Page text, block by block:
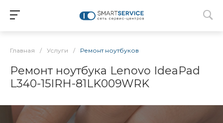
Главная / Услуги / Ремонт ноутбуков
Ремонт ноутбука Lenovo IdeaPad
L340-15IRH-81LK009WRK